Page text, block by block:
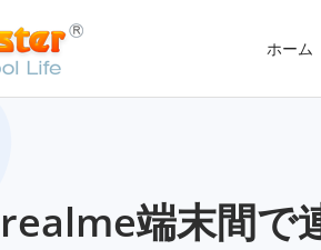
ホーム
realme端末間で